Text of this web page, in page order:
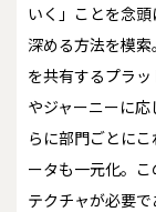
いく」ことを念
深める方法を模
を共有するプラ
やジャーニーに
らに部門ごとに
ータも一元化。
テクチャが必要